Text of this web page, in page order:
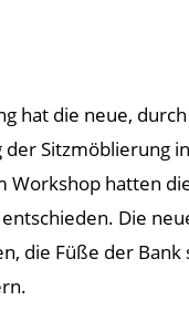
hat die neue,
Sitzmöblierung
hatten
Die
die Füße der